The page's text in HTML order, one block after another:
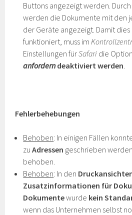
Buttons angezeigt werden.
werden die Dokumente mit den
der Geräte angezeigt. Damit dies
funktioniert, muss im
Einstellungen fürSafari die
anforderndeaktiviert werden.
Fehlerbehebungen
Behoben: In einigen Fällen
zuAdressen geschrieben
behoben.
Behoben: In den
Zusatzinformationen für
Dokumentewurde kein
wenn das Unternehmen selbst